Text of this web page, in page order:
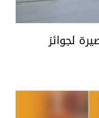
لجوائز